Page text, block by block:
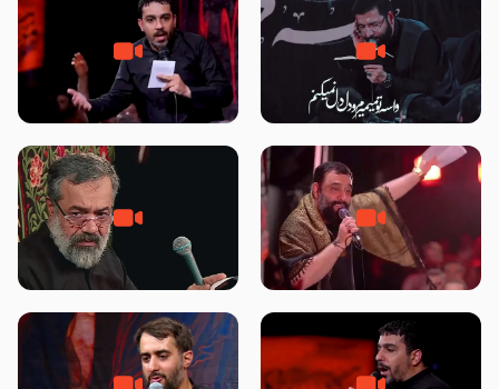
مصداق کربلا – حاج حسین سیب
سرخی
شور ، حسینا! به‌ حق زهرا «أُنْظُرْ
إِلَینا» – عزاداری شب هفتم ماه
جانا جانا ابی عبدالله – کربلایی جواد
مقدم – شب هشتم محرم 1448 –
مادر منم مثل تو خمیدم – حاج
محمود کریمی – شهادت حضرت
هیئت رایة العباس علیه السلام